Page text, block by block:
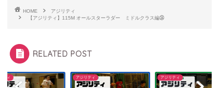
HOME
アジリティ
【アジリティ】115M オールスターラダー ミドルクラス編㉞
RELATED POST
ティ アジリティ アジリティ